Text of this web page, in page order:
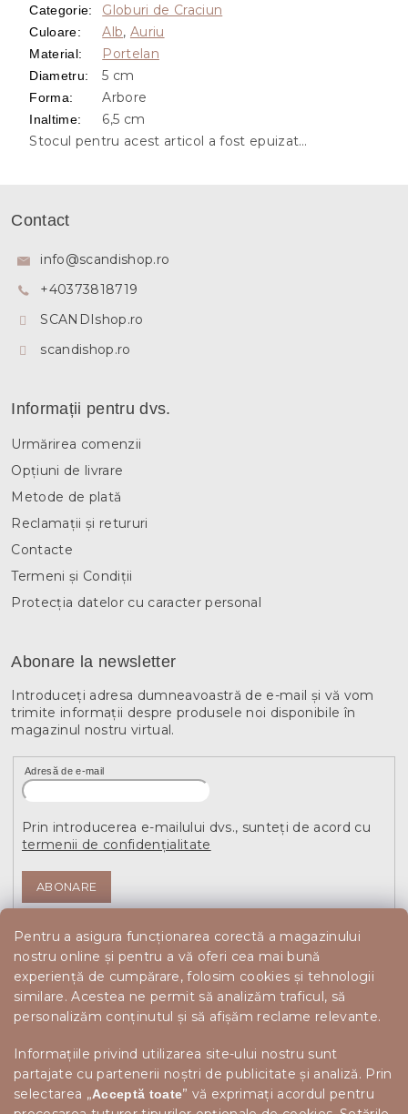
Pentru a asigura funcționarea corectă a magazinului
nostru online și pentru a vă oferi cea mai bună
experiență de cumpărare, folosim cookies și tehnologii
similare. Acestea ne permit să analizăm traficul, să
personalizăm conținutul și să afișăm reclame relevante.
Informațiile privind utilizarea site-ului nostru sunt
partajate cu partenerii noștri de publicitate și analiză. Prin
selectarea „Acceptă toate” vă exprimați acordul pentru
Categorie: Globuri de Craciun
Culoare: Alb, Auriu
Material: Portelan
Diametru: 5 cm
Forma: Arbore
Inaltime:
6,5 cm
Stocul pentru acest articol a fost epuizat…
Contact
info@scandishop.ro
+40373818719
SCANDIshop.ro
scandishop.ro
Informații pentru dvs.
Urmărirea comenzii
Opțiuni de livrare
Metode de plată
Reclamații și retururi
Contacte
Termeni și Condiții
Protecția datelor cu caracter personal
Abonare la newsletter
Introduceţi adresa dumneavoastră de e-mail şi vă vom
trimite informaţii despre produsele noi disponibile în
magazinul nostru virtual.
Adresă de e-mail
Prin introducerea e-mailului dvs., sunteți de acord cu
termenii de confidențialitate
ABONARE